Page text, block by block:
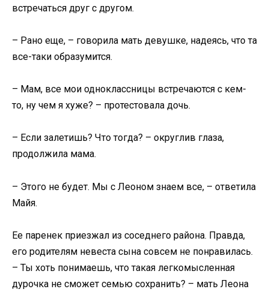
встречаться друг с другом.
– Рано еще, – говорила мать девушке, надеясь, что та
все-таки образумится.
– Мам, все мои одноклассницы встречаются с кем-
то, ну чем я хуже? – протестовала дочь.
– Если залетишь? Что тогда? – округлив глаза,
продолжила мама.
– Этого не будет. Мы с Леоном знаем все, – ответила
Майя.
Ее паренек приезжал из соседнего района. Правда,
его родителям невеста сына совсем не понравилась.
– Ты хоть понимаешь, что такая легкомысленная
дурочка не сможет семью сохранить? – мать Леона